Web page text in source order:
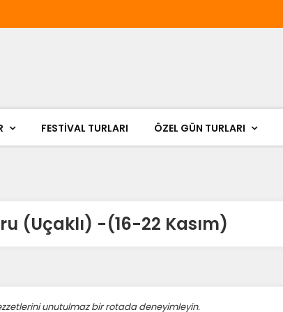
FESTIVAL TURLARI ÖZEL GÜN TURLARI
ÇEREZ KULLANIM AYARLARINIZ
(Uçaklı) -(16-22 Kasım)
unutulmaz bir rotada deneyimleyin.